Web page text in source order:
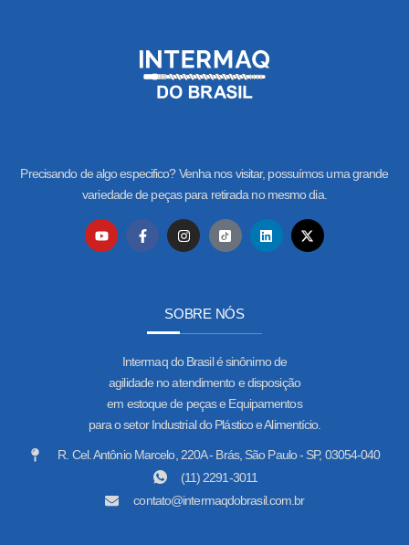
Precisando de algo especifico? Venha nos visitar, possuímos uma grande
variedade de peças para retirada no mesmo dia.
SOBRE NÓS
Intermaq do Brasil é sinônimo de
agilidade no atendimento e disposição
em estoque de peças e Equipamentos
para o setor Industrial do Plástico e Alimentício.
R. Cel. Antônio Marcelo, 220A - Brás, São Paulo - SP, 03054-040
(11) 2291-3011
contato@intermaqdobrasil.com.br